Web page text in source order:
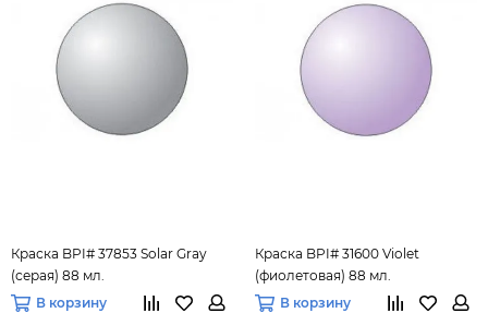
Краска BPI# 37853 Solar Gray
(серая) 88 мл.
В корзину
Краска BPI# 31600 Violet
(фиолетовая) 88 мл.
В корзину